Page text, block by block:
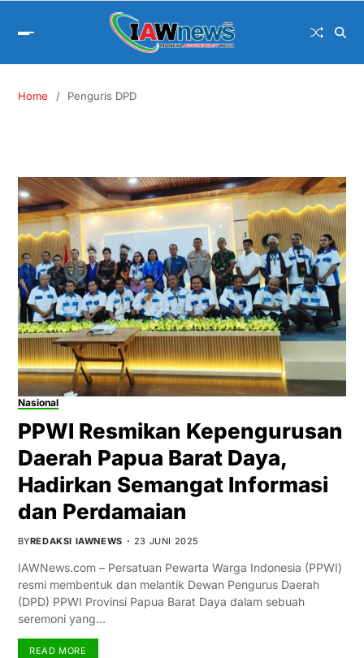
Home Penguris DPD
Nasional
PPWI Resmikan Kepengurusan
Daerah Papua Barat Daya,
Hadirkan Semangat Informasi
dan Perdamaian
BYREDAKSI IAWNEWS 23 JUNI 2025
IAWNews.com – Persatuan Pewarta Warga Indonesia (PPWI)
resmi membentuk dan melantik Dewan Pengurus Daerah
(DPD) PPWI Provinsi Papua Barat Daya dalam sebuah
seremoni yang…
READ MORE